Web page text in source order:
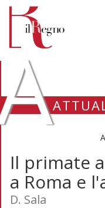
Il primate
a Roma e
D. Sala